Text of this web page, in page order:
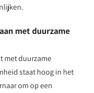
met duurzame
met duurzame
staat hoog in het
om op een